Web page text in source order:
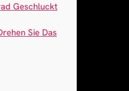
Geschluckt
Sie Das